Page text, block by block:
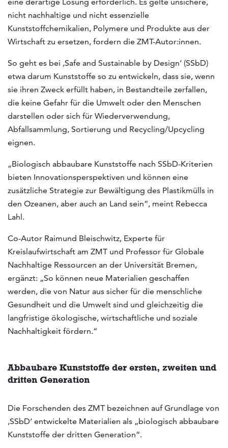
nicht nachhaltige und nicht essenzielle
Kunststoffchemikalien, Polymere und Produkte aus der
Wirtschaft zu ersetzen, fordern die ZMT-Autor:innen.
So geht es bei ‚Safe and Sustainable by Design‘ (SSbD)
etwa darum Kunststoffe so zu entwickeln, dass sie, wenn
sie ihren Zweck erfüllt haben, in Bestandteile zerfallen,
die keine Gefahr für die Umwelt oder den Menschen
darstellen oder sich für Wiederverwendung,
Abfallsammlung, Sortierung und Recycling/Upcycling
eignen.
„Biologisch abbaubare Kunststoffe nach SSbD-Kriterien
bieten Innovationsperspektiven und können eine
zusätzliche Strategie zur Bewältigung des Plastikmülls in
den Ozeanen, aber auch an Land sein“, meint Rebecca
Lahl.
Co-Autor Raimund Bleischwitz, Experte für
Kreislaufwirtschaft am ZMT und Professor für Globale
Nachhaltige Ressourcen an der Universität Bremen,
ergänzt: „So können neue Materialien geschaffen
werden, die von Natur aus sicher für die menschliche
Gesundheit und die Umwelt sind und gleichzeitig die
langfristige ökologische, wirtschaftliche und soziale
Nachhaltigkeit fördern.“
Abbaubare Kunststoffe der ersten, zweiten und
dritten Generation
Die Forschenden des ZMT bezeichnen auf Grundlage von
‚SSbD‘ entwickelte Materialien als „biologisch abbaubare
Kunststoffe der dritten Generation“.